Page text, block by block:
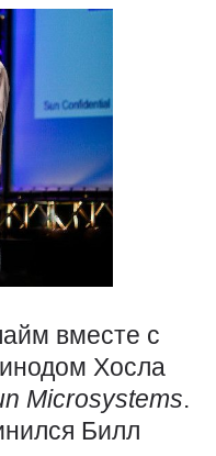
вместе с
Хосла
Microsystems.
Билл